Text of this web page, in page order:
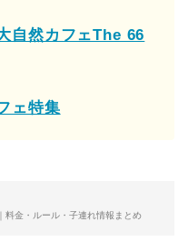
自然カフェThe 66
ェ特集
料金・ルール・子連れ情報まとめ